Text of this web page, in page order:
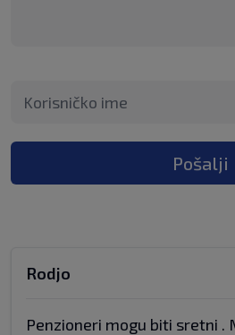
Pošalji
Rodjo
Penzioneri mogu biti sretni .